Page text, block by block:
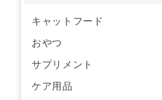
キャットフード
おやつ
サプリメント
ケア用品